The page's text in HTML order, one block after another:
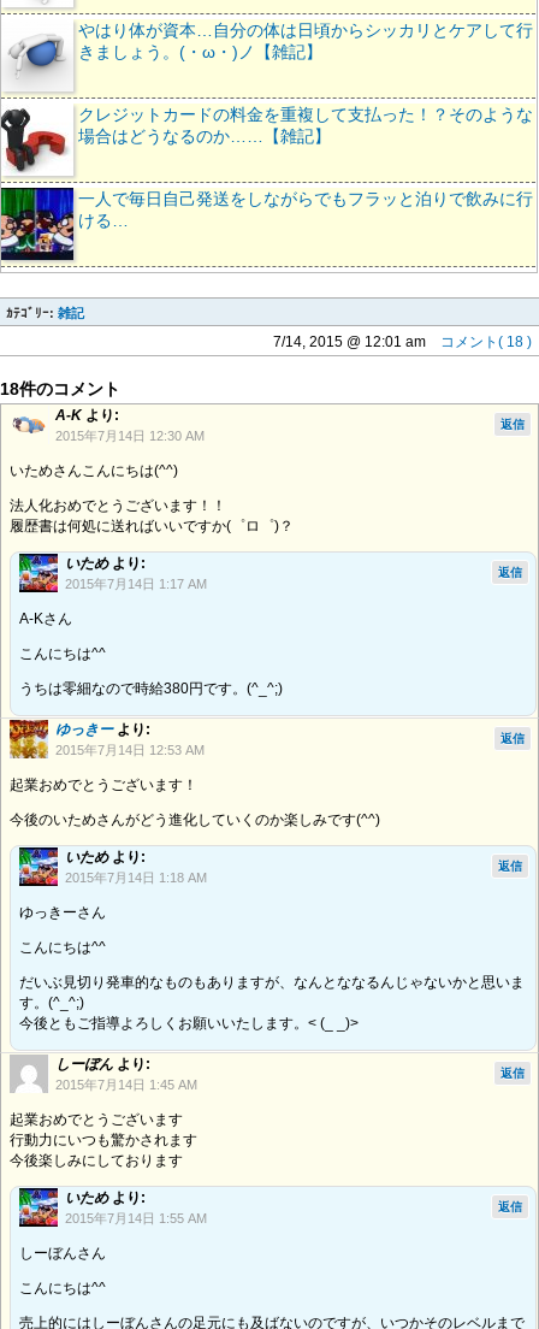
やはり体が資本…自分の体は日頃からシッカリとケアして行
きましょう。(・ω・)ノ【雑記】
クレジットカードの料金を重複して支払った！？そのような
場合はどうなるのか……【雑記】
一人で毎日自己発送をしながらでもフラッと泊りで飲みに行
ける…
ｶﾃｺﾞﾘｰ: 雑記
7/14, 2015 @ 12:01 am コメント( 18 )
18件のコメント
A-K より:
2015年7月14日 12:30 AM
いためさんこんにちは(^^)
法人化おめでとうございます！！
履歴書は何処に送ればいいですか(゜ロ゜)？
返信
いため より:
2015年7月14日 1:17 AM
A-Kさん
こんにちは^^
うちは零細なので時給380円です。(^_^;)
返信
ゆっきー より:
2015年7月14日 12:53 AM
起業おめでとうございます！
今後のいためさんがどう進化していくのか楽しみです(^^)
返信
いため より:
2015年7月14日 1:18 AM
ゆっきーさん
こんにちは^^
だいぶ見切り発車的なものもありますが、なんとななるんじゃないかと思いま
す。(^_^;)
今後ともご指導よろしくお願いいたします。< (_ _)>
返信
しーぼん より:
2015年7月14日 1:45 AM
起業おめでとうございます
行動力にいつも驚かされます
今後楽しみにしております
返信
いため より:
2015年7月14日 1:55 AM
しーぼんさん
こんにちは^^
売上的にはしーぼんさんの足元にも及ばないのですが、いつかそのレベルまで
返信